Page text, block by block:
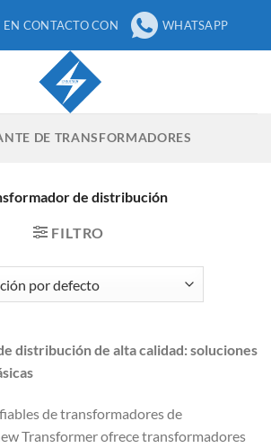
EN CONTACTO CON WHATSAPP
DE TRANSFORMADORES
de distribución
FILTRO
distribución de alta calidad: soluciones
de transformadores de
Transformer ofrece transformadores